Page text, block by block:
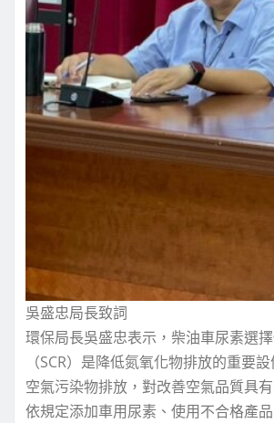
吳盛忠局長致詞
環保局長吳盛忠表示，柴油車尿素選
（SCR）是降低氮氧化物排放的重要
空氣污染物排放，對改善空氣品質具
依規定添加車用尿素、使用不合格產